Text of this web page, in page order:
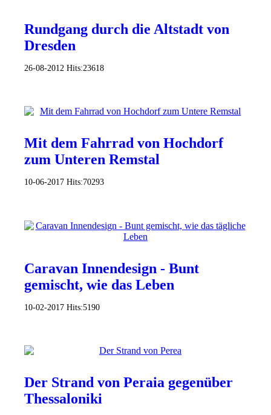
Rundgang durch die Altstadt von
Dresden
26-08-2012 Hits:23618
Mit dem Fahrrad von Hochdorf
zum Unteren Remstal
10-06-2017 Hits:70293
Caravan Innendesign - Bunt
gemischt, wie das Leben
10-02-2017 Hits:5190
Der Strand von Peraia gegenüber
Thessaloniki